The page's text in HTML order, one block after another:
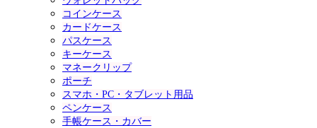
コインケース
カードケース
パスケース
キーケース
マネークリップ
ポーチ
スマホ・PC・タブレット用品
ペンケース
手帳ケース・カバー